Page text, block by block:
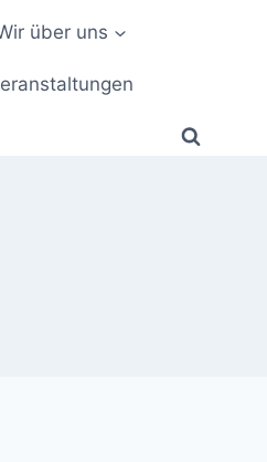
über uns